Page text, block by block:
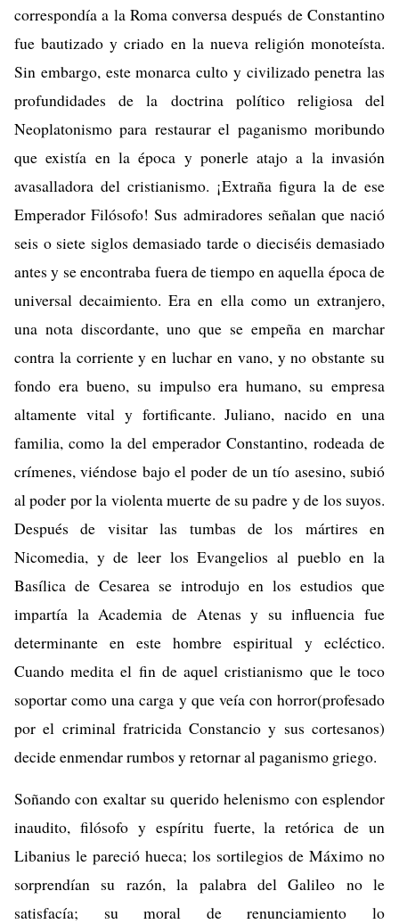
correspondía a la Roma conversa después de Constantino
fue bautizado y criado en la nueva religión monoteísta.
Sin embargo, este monarca culto y civilizado penetra las
profundidades de la doctrina político religiosa del
Neoplatonismo para restaurar el paganismo moribundo
que existía en la época y ponerle atajo a la invasión
avasalladora del cristianismo. ¡Extraña figura la de ese
Emperador Filósofo! Sus admiradores señalan que nació
seis o siete siglos demasiado tarde o dieciséis demasiado
antes y se encontraba fuera de tiempo en aquella época de
universal decaimiento. Era en ella como un extranjero,
una nota discordante, uno que se empeña en marchar
contra la corriente y en luchar en vano, y no obstante su
fondo era bueno, su impulso era humano, su empresa
altamente vital y fortificante. Juliano, nacido en una
familia, como la del emperador Constantino, rodeada de
crímenes, viéndose bajo el poder de un tío asesino, subió
al poder por la violenta muerte de su padre y de los suyos.
Después de visitar las tumbas de los mártires en
Nicomedia, y de leer los Evangelios al pueblo en la
Basílica de Cesarea se introdujo en los estudios que
impartía la Academia de Atenas y su influencia fue
determinante en este hombre espiritual y ecléctico.
Cuando medita el fin de aquel cristianismo que le toco
soportar como una carga y que veía con horror(profesado
por el criminal fratricida Constancio y sus cortesanos)
decide enmendar rumbos y retornar al paganismo griego.
Soñando con exaltar su querido helenismo con esplendor
inaudito, filósofo y espíritu fuerte, la retórica de un
Libanius le pareció hueca; los sortilegios de Máximo no
sorprendían su razón, la palabra del Galileo no le
satisfacía; su moral de renunciamiento lo